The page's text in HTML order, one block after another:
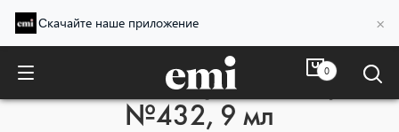
Скачайте наше приложение ×
0
E.MiLac HC Дубовая кора
№432, 9 мл